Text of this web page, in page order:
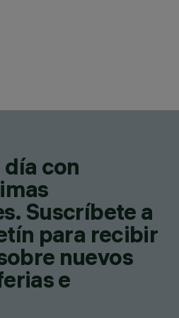
con
Suscríbete a
para recibir
nuevos
e